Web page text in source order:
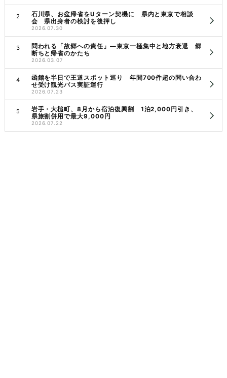
石川県、お盆帰省をUターン契機に 県内と東京で相談
会 県出身者の検討を後押し
2026.07.30
問われる「故郷への責任」―東京一極集中と地方衰退 郷
断ちと帰省のかたち
2026.03.07
函館を半日で王道スポット巡り 年間700件超の問い合わ
せ受け観光バス実証運行
2026.07.23
岩手・大槌町、8月から宿泊復興割 1泊2,000円引き、
県旅割併用で最大9,000円
2026.07.22